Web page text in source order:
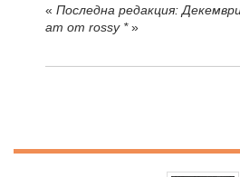
« Последна редакция:
am от rossy *»